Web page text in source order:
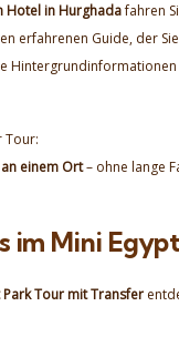
Hotel in Hurghadafahren
erfahrenen Guide, der
Hintergrundinformationen
Tour:
einem Ort– ohne lange
Mini
Park Tour mit Transfer